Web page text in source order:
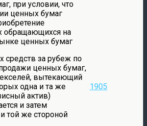
при условии, что
ценных бумаг
обращающихся на
ценных бумаг
средств за рубеж по
ценных бумаг,
вытекающий
одна и та же
актив)
и затем
той же стороной
1905